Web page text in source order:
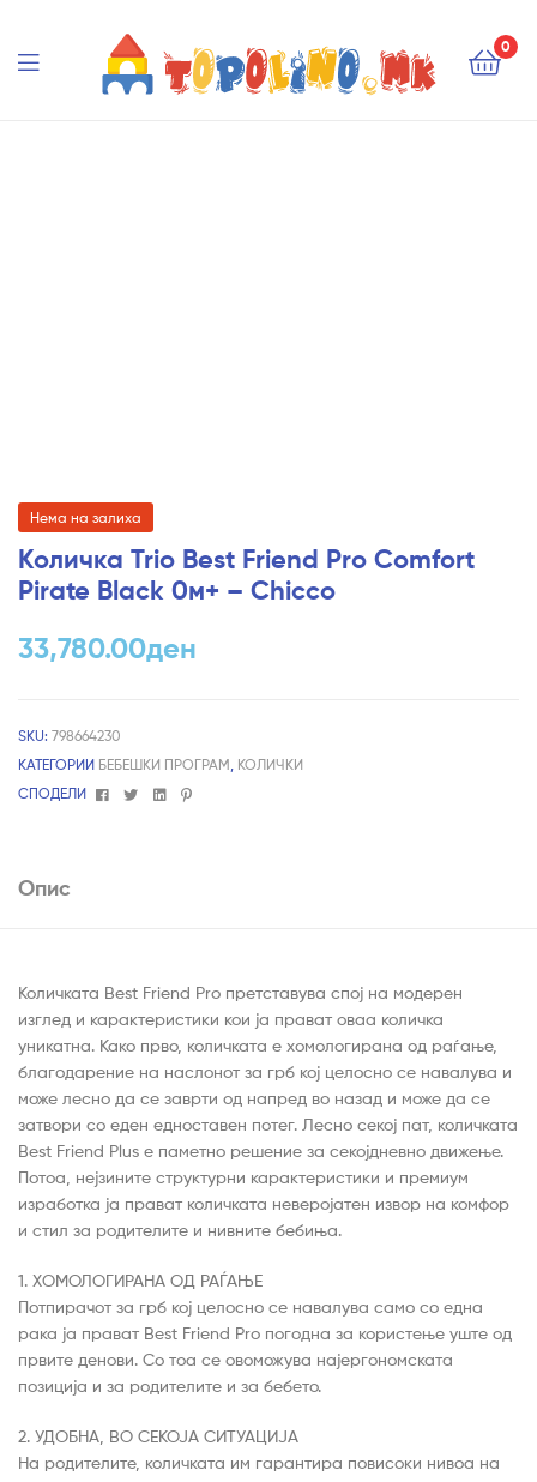
0
Нема на залиха
Количка Trio Best Friend Pro Comfort
Pirate Black 0м+ – Chicco
33,780.00ден
SKU: 798664230
КАТЕГОРИИ БЕБЕШКИ ПРОГРАМ КОЛИЧКИ
СПОДЕЛИ
FacebookTwitterLinkedin
Pinterest
Опис
Количката Best Friend Pro претставува спој на модерен
изглед и карактеристики кои ја прават оваа количка
уникатна. Како прво, количката е хомологирана од раѓање,
благодарение на наслонот за грб кој целосно се навалува и
може лесно да се заврти од напред во назад и може да се
затвори со еден едноставен потег. Лесно секој пат, количката
Best Friend Plus е паметно решение за секојдневно движење.
Потоа, нејзините структурни карактеристики и премиум
изработка ја прават количката неверојатен извор на комфор
и стил за родителите и нивните бебиња.
1. ХОМОЛОГИРАНА ОД РАЃАЊЕ
Потпирачот за грб кој целосно се навалува само со една
рака ја прават Best Friend Pro погодна за користење уште од
првите денови. Со тоа се овоможува најергономската
позиција и за родителите и за бебето.
2. УДОБНА, ВО СЕКОЈА СИТУАЦИЈА
На родителите, количката им гарантира повисоки нивоа на